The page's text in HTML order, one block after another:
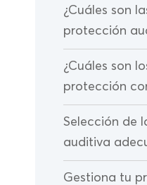
¿Cuáles son
protección
¿Cuáles son
protección
Selección de
auditiva
Gestiona tu